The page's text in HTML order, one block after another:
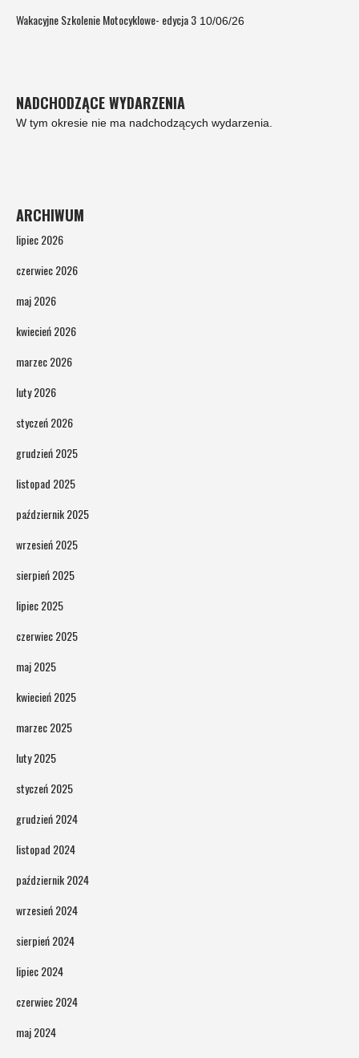
Wakacyjne Szkolenie Motocyklowe- edycja 3 10/06/26
NADCHODZĄCE WYDARZENIA
W tym okresie nie ma nadchodzących wydarzenia.
ARCHIWUM
lipiec 2026
czerwiec 2026
maj 2026
kwiecień 2026
marzec 2026
luty 2026
styczeń 2026
grudzień 2025
listopad 2025
październik 2025
wrzesień 2025
sierpień 2025
lipiec 2025
czerwiec 2025
maj 2025
kwiecień 2025
marzec 2025
luty 2025
styczeń 2025
grudzień 2024
listopad 2024
październik 2024
wrzesień 2024
sierpień 2024
lipiec 2024
czerwiec 2024
maj 2024